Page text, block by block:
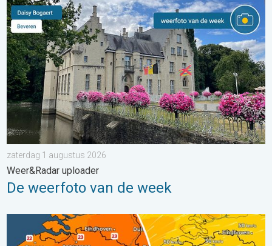
De weerfoto van de week. Weer&Radar uploader. . . zaterdag
zaterdag 1 augustus 2026
Weer&Radar uploader
De weerfoto van de week
Koeler weer op komst. Maxima onder 25 graden. . . dinsdag